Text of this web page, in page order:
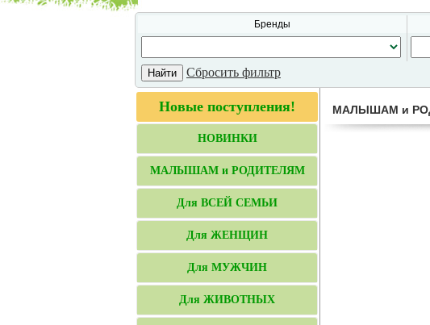
Бренды
Сбросить фильтр
Новые поступления!
НОВИНКИ
МАЛЫШАМ и РОДИТЕЛЯМ
Для ВСЕЙ СЕМЬИ
Для ЖЕНЩИН
Для МУЖЧИН
Для ЖИВОТНЫХ
МАЛЫШАМ и